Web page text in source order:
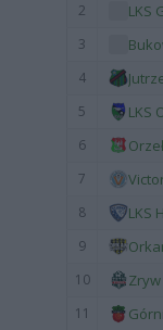
2 LKS
3
4
5 LKS
6
7
8 LKS
9
10
11